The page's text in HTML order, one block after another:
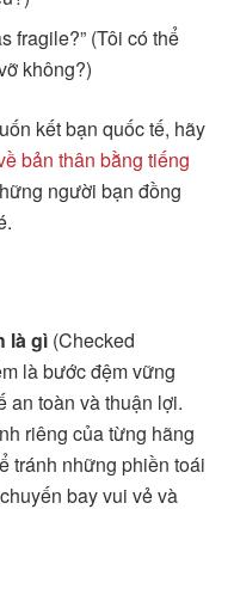
fragile?” (Tôi có thể
không?)
kết bạn quốc tế, hãy
bản thân bằng tiếng
người bạn đồng
là gì (Checked
là bước đệm vững
an toàn và thuận lợi.
riêng của từng hãng
tránh những phiền toái
bay vui vẻ và